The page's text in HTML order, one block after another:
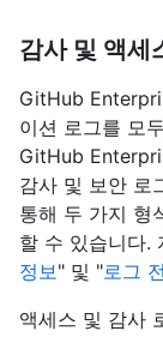
감사 및 액세
GitHub
이션 로그를 모
GitHub
감사 및 보안 로
통해 두 가지 형
할 수 있습니다.
정보 " 및 "로그
액세스 및 감사